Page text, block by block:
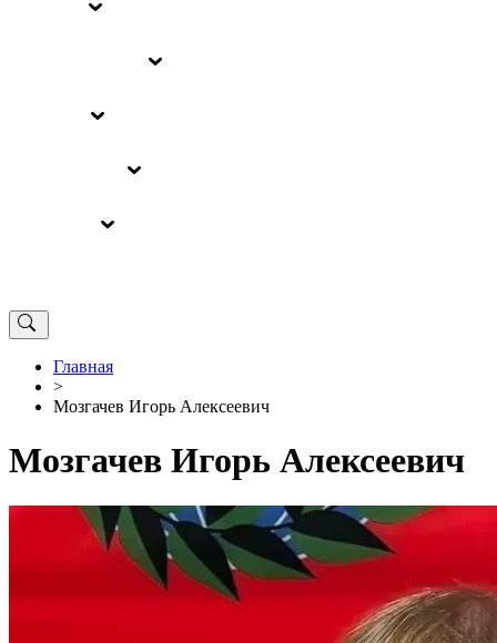
Главная
>
Мозгачев Игорь Алексеевич
Мозгачев Игорь Алексеевич